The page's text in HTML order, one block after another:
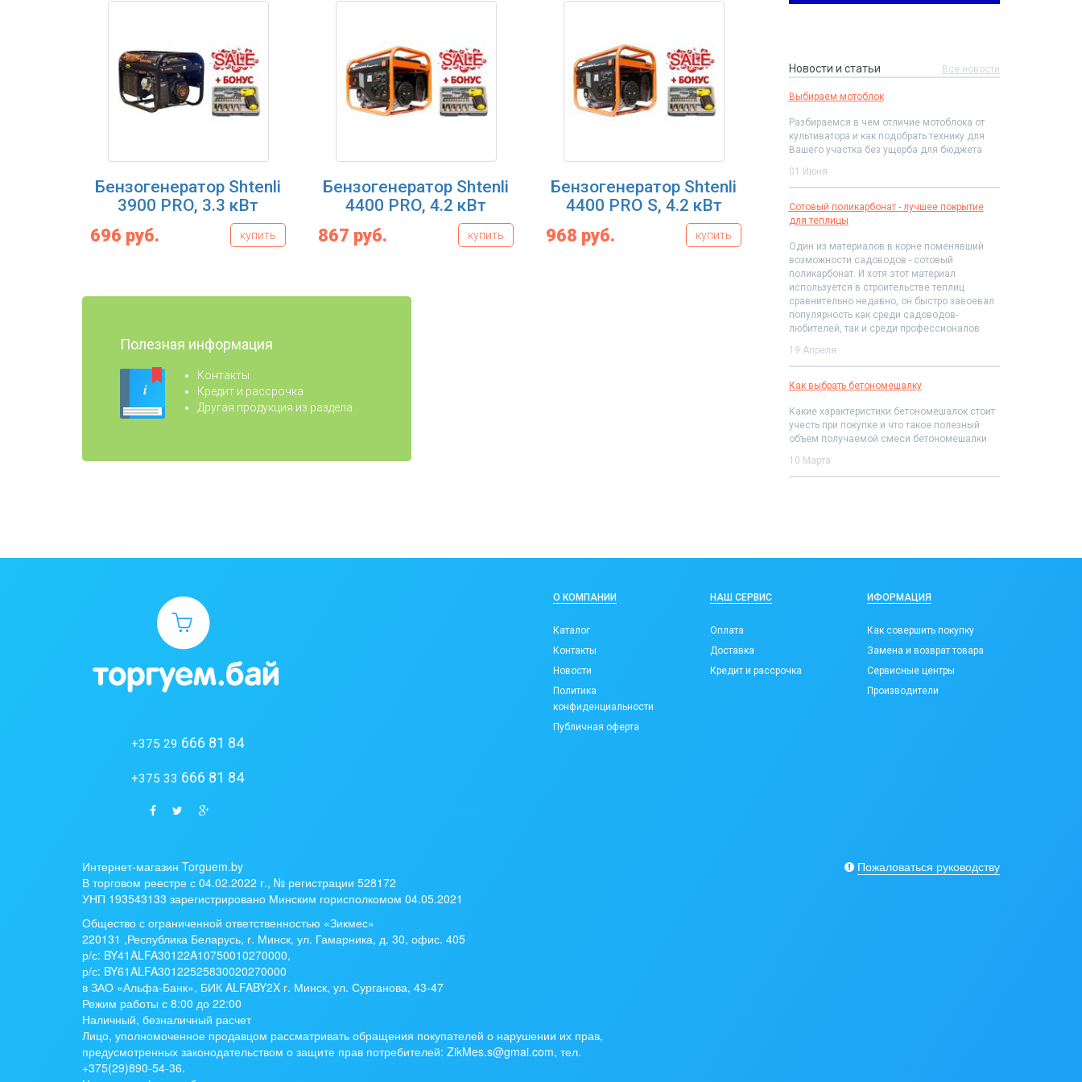
Бензогенератор Shtenli
3900 PRO, 3.3 кВт
696 руб. купить
Бензогенератор Shtenli
4400 PRO, 4.2 кВт
867 руб. купить
Бензогенератор Shtenli
4400 PRO S, 4.2 кВт
968 руб. купить
Полезная информация
Контакты
Кредит и рассрочка
Другая продукция из раздела
Новости и статьи Все новости
Выбираем мотоблок
Разбираемся в чем отличие мотоблока от
культиватора и как подобрать технику для
Вашего участка без ущерба для бюджета
01 Июня
Сотовый поликарбонат - лучшее покрытие
для теплицы
Один из материалов в корне поменявший
возможности садоводов - сотовый
поликарбонат. И хотя этот материал
используется в строительстве теплиц
сравнительно недавно, он быстро завоевал
популярность как среди садоводов-
любителей, так и среди профессионалов
19 Апреля
Как выбрать бетономешалку
Какие характеристики бетономешалок стоит
учесть при покупке и что такое полезный
объем получаемой смеси бетономешалки
10 Марта
+375 29 666 81 84
+375 33 666 81 84
О КОМПАНИИ
Каталог
Контакты
Новости
Политика
конфиденциальности
Публичная оферта
НАШ СЕРВИС
Оплата
Доставка
Кредит и рассрочка
ИФОРМАЦИЯ
Как совершить покупку
Замена и возврат товара
Сервисные центры
Производители
Интернет-магазин Torguem.by
В торговом реестре с 04.02.2022 г., № регистрации 528172
УНП 193543133 зарегистрировано Минским горисполкомом 04.05.2021
Общество с ограниченной ответственностью «Зикмес»
220131 ,Республика Беларусь, г. Минск, ул. Гамарника, д. 30, офис. 405
р/с: BY41ALFA30122A10750010270000,
р/с: BY61ALFA30122525830020270000
в ЗАО «Альфа-Банк», БИК ALFABY2X г. Минск, ул. Сурганова, 43-47
Режим работы с 8:00 до 22:00
Наличный, безналичный расчет
Лицо, уполномоченное продавцом рассматривать обращения покупателей о нарушении их прав,
предусмотренных законодательством о защите прав потребителей: ZikMes.s@gmai.com, тел.
+375(29)890-54-36.
Пожаловаться руководству